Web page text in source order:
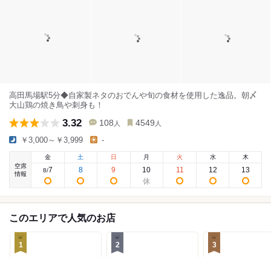
高田馬場駅5分◆自家製ネタのおでんや旬の食材を使用した逸品。朝〆
大山鶏の焼き鳥や刺身も！
3.32 108 人 4549 人
￥3,000～￥3,999 -
空席
情報
金
8/7
土
8
日
9
月
10
火
11
水
12
木
13
このエリアで人気のお店
1 2 3